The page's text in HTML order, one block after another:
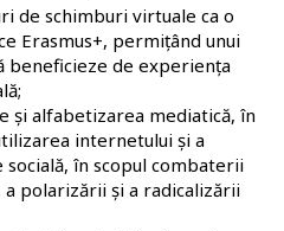
de schimburi virtuale ca o
Erasmus+, permițând unui
beneficieze de experiența
și alfabetizarea mediatică, în
internetului și a
în scopul combaterii
polarizării și a radicalizării